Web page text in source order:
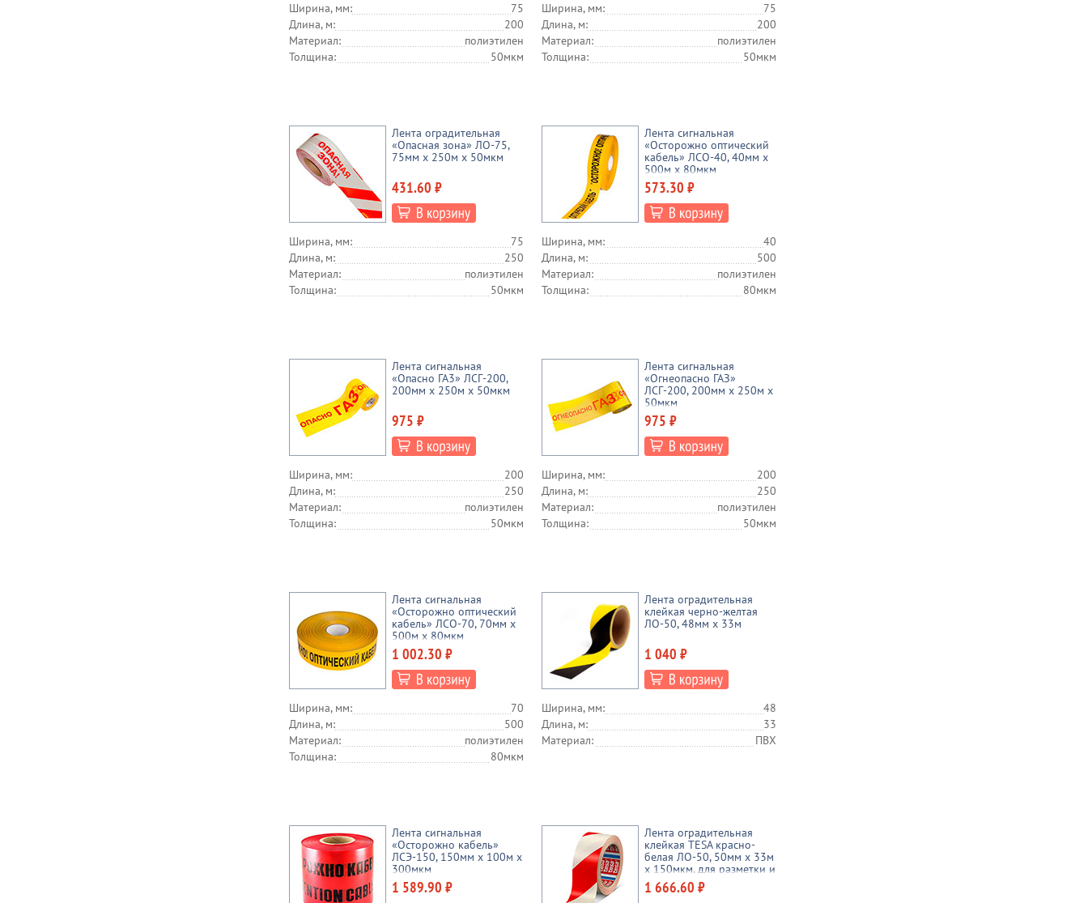
Ширина, мм:
75
Длина, м:
200
Материал:
полиэтилен
Толщина:
50мкм
Ширина, мм:
75
Длина, м:
200
Материал:
полиэтилен
Толщина:
50мкм
Лента оградительная
«Опасная зона» ЛО-75,
75мм х 250м х 50мкм
431.60 ₽
Ширина, мм:
75
Длина, м:
250
Материал:
полиэтилен
Толщина:
50мкм
Лента сигнальная
«Осторожно оптический
кабель» ЛСО-40, 40мм х
500м х 80мкм
573.30 ₽
Ширина, мм:
40
Длина, м:
500
Материал:
полиэтилен
Толщина:
80мкм
Лента сигнальная
«Опасно ГА3» ЛСГ-200,
200мм х 250м х 50мкм
975 ₽
Ширина, мм:
200
Длина, м:
250
Материал:
полиэтилен
Толщина:
50мкм
Лента сигнальная
«Огнеопасно ГАЗ»
ЛСГ-200, 200мм х 250м х
50мкм
975 ₽
Ширина, мм:
200
Длина, м:
250
Материал:
полиэтилен
Толщина:
50мкм
Лента сигнальная
«Осторожно оптический
кабель» ЛСО-70, 70мм х
500м х 80мкм
1 002.30 ₽
Ширина, мм:
70
Длина, м:
500
Материал:
полиэтилен
Толщина:
80мкм
Лента оградительная
клейкая черно-желтая
ЛО-50, 48мм х 33м
1 040 ₽
Ширина, мм:
48
Длина, м:
33
Материал:
ПВХ
Лента сигнальная
«Осторожно кабель»
ЛСЭ-150, 150мм х 100м х
300мкм
1 589.90 ₽
Лента оградительная
клейкая TESA красно-
белая ЛО-50, 50мм х 33м
х 150мкм, для разметки и
маркировки
1 666.60 ₽